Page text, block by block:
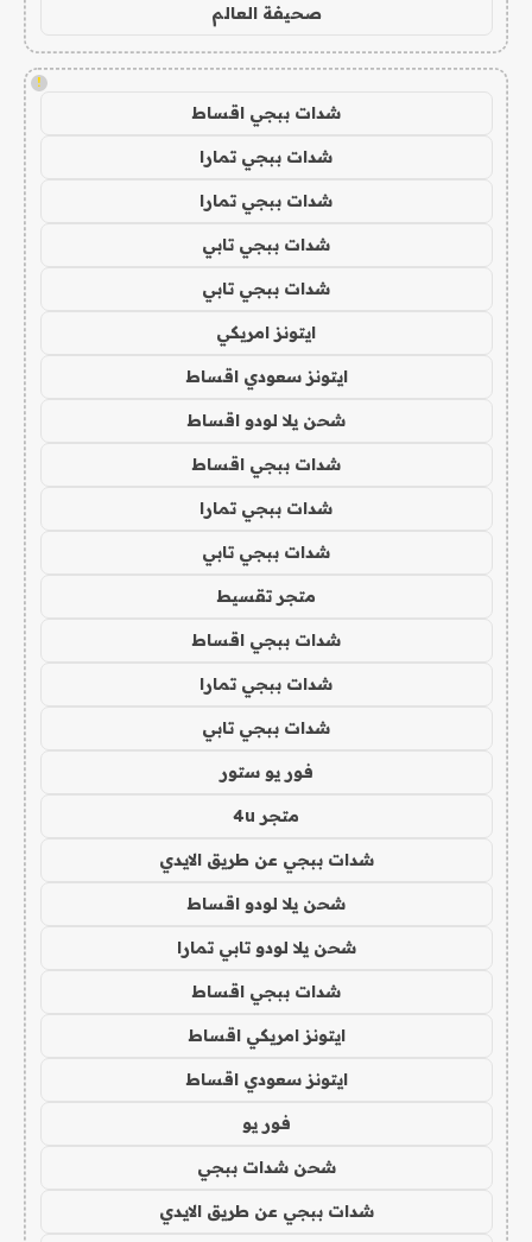
صحيفة العالم
!
شدات ببجي اقساط
شدات ببجي تمارا
شدات ببجي تمارا
شدات ببجي تابي
شدات ببجي تابي
ايتونز امريكي
ايتونز سعودي اقساط
شحن يلا لودو اقساط
شدات ببجي اقساط
شدات ببجي تمارا
شدات ببجي تابي
متجر تقسيط
شدات ببجي اقساط
شدات ببجي تمارا
شدات ببجي تابي
فور يو ستور
متجر 4u
شدات ببجي عن طريق الايدي
شحن يلا لودو اقساط
شحن يلا لودو تابي تمارا
شدات ببجي اقساط
ايتونز امريكي اقساط
ايتونز سعودي اقساط
فور يو
شحن شدات ببجي
شدات ببجي عن طريق الايدي